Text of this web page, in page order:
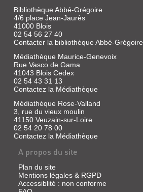
Bibliothèque Abbé-Grégoire
4/6 place Jean-Jaurès
41000 Blois
02 54 56 27 40
Contacter la bibliothèque Abbé-Grégoire
Médiathèque Maurice-Genevoix
Rue Vasco de Gama
41043 Blois Cedex
02 54 43 31 13
Contactez la Médiathèque
Médiathèque Rose-Valland
3, rue du vieux moulin
41150 Veuzain-sur-Loire
02 54 20 78 00
Contactez la Médiathèque
A propos du site
Plan du site
Mentions légales & RGPD
Accessiblité : non conforme